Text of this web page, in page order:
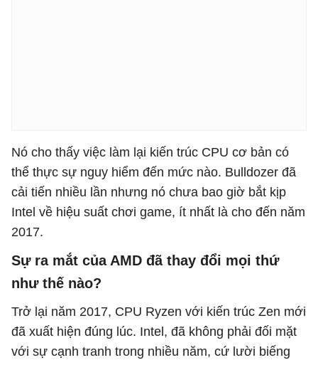
Nó cho thấy việc làm lại kiến trúc CPU cơ bản có
thể thực sự nguy hiểm đến mức nào. Bulldozer đã
cải tiến nhiều lần nhưng nó chưa bao giờ bắt kịp
Intel về hiệu suất chơi game, ít nhất là cho đến năm
2017.
Sự ra mắt của AMD đã thay đổi mọi thứ
như thế nào?
Trở lại năm 2017, CPU Ryzen với kiến trúc Zen mới
đã xuất hiện đúng lúc. Intel, đã không phải đối mặt
với sự cạnh tranh trong nhiều năm, cứ lười biếng